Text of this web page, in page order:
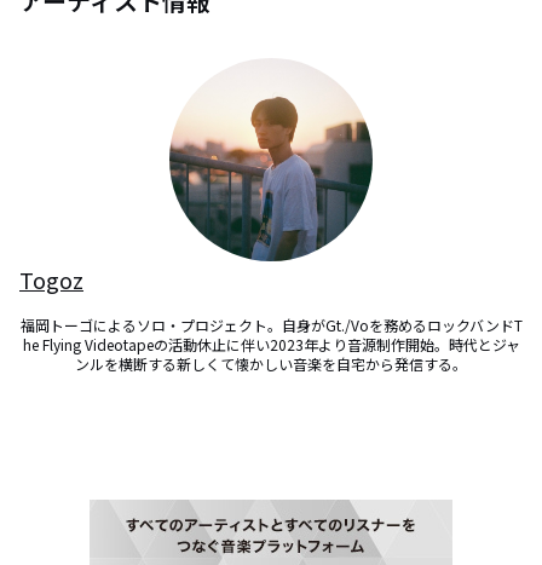
Togoz
福岡トーゴによるソロ・プロジェクト。自身がGt./Voを務めるロックバンドT
he Flying Videotapeの活動休止に伴い2023年より音源制作開始。時代とジャ
ンルを横断する新しくて懐かしい音楽を自宅から発信する。